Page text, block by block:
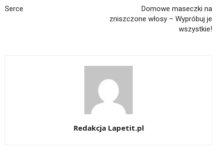
Serce
Domowe maseczki na
zniszczone włosy – Wypróbuj je
wszystkie!
Redakcja Lapetit.pl